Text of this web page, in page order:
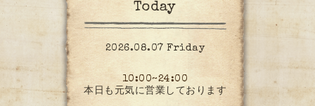
Today
2026.08.07 Friday
10:00~24:00
本日も元気に営業しております